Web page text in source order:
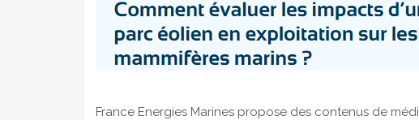
France Energies Marines propose des contenus de